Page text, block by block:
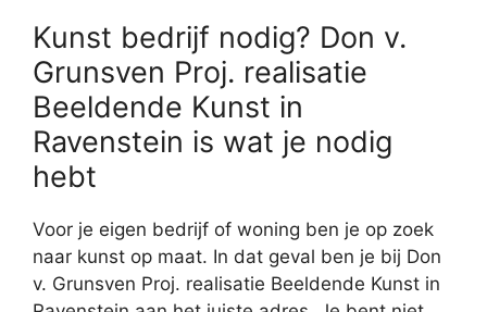
Kunst bedrijf nodig? Don v.
Grunsven Proj. realisatie
Beeldende Kunst in
Ravenstein is wat je nodig
hebt
Voor je eigen bedrijf of woning ben je op zoek
naar kunst op maat. In dat geval ben je bij Don
v. Grunsven Proj. realisatie Beeldende Kunst in